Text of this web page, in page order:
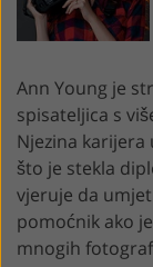
Ann Young je
spisateljica s
Njezina karijera
što je stekla
vjeruje da
pomoćnik ako
mnogih